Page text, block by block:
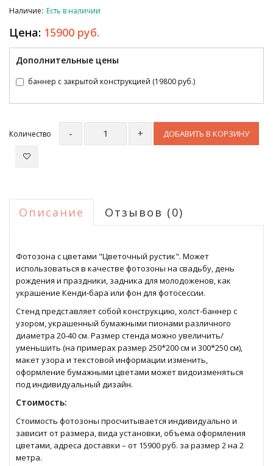
Наличие: Есть в наличии
Цена: 15900 руб.
Дополнительные цены
баннер с закрытой конструкцией (19800 руб.)
Количество ДОБАВИТЬ В КОРЗИНУ
Описание Отзывов (0)
Фотозона с цветами "Цветочный рустик". Может
использоваться в качестве фотозоны на свадьбу, день
рождения и праздники, задника для молодоженов, как
украшение Кенди-бара или фон для фотосессии.
Стенд представляет собой конструкцию, холст-баннер с
узором, украшенный бумажными пионами различного
диаметра 20-40 см. Размер стенда можно увеличить/
уменьшить (на примерах размер 250*200 см и 300*250 см),
макет узора и текстовой информации изменить,
оформление бумажными цветами может видоизменяться
под индивидуальный дизайн.
Стоимость:
Стоимость фотозоны просчитывается индивидуально и
зависит от размера, вида установки, объема оформления
цветами, адреса доставки – от 15900 руб. за размер 2 на 2
метра.